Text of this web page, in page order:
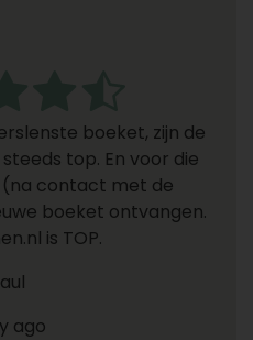
boeket, zijn de
top. En voor die
contact met de
boeket ontvangen.
is TOP.
ago